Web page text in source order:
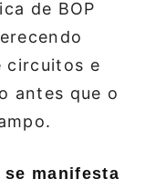
de BOP
circuitos e
antes que o
manifesta